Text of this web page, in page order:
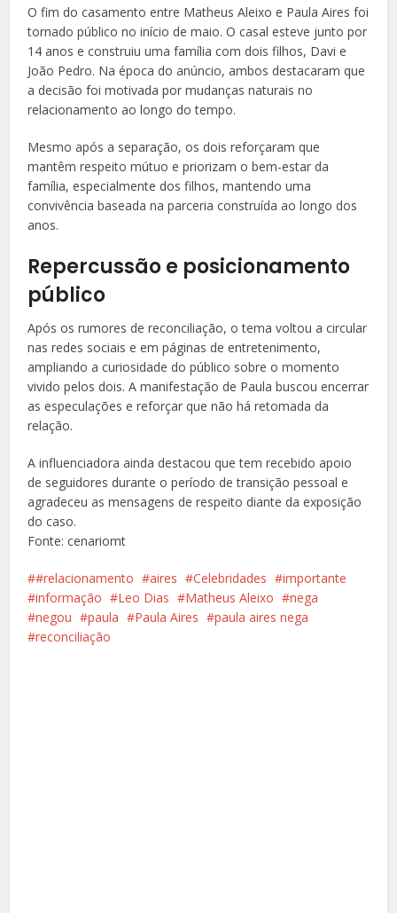
O fim do casamento entre Matheus Aleixo e Paula Aires foi
tornado público no início de maio. O casal esteve junto por
14 anos e construiu uma família com dois filhos, Davi e
João Pedro. Na época do anúncio, ambos destacaram que
a decisão foi motivada por mudanças naturais no
relacionamento ao longo do tempo.
Mesmo após a separação, os dois reforçaram que
mantêm respeito mútuo e priorizam o bem-estar da
família, especialmente dos filhos, mantendo uma
convivência baseada na parceria construída ao longo dos
anos.
Repercussão e posicionamento
público
Após os rumores de reconciliação, o tema voltou a circular
nas redes sociais e em páginas de entretenimento,
ampliando a curiosidade do público sobre o momento
vivido pelos dois. A manifestação de Paula buscou encerrar
as especulações e reforçar que não há retomada da
relação.
A influenciadora ainda destacou que tem recebido apoio
de seguidores durante o período de transição pessoal e
agradeceu as mensagens de respeito diante da exposição
do caso.
Fonte: cenariomt
#relacionamento aires Celebridades
importante
informação
Leo Dias Matheus Aleixo
nega
negou
paula Paula Aires
paula aires nega
reconciliação